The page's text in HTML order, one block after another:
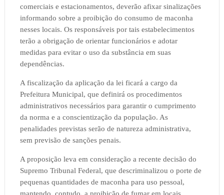
comerciais e estacionamentos, deverão afixar sinalizações
informando sobre a proibição do consumo de maconha
nesses locais. Os responsáveis por tais estabelecimentos
terão a obrigação de orientar funcionários e adotar
medidas para evitar o uso da substância em suas
dependências.
A fiscalização da aplicação da lei ficará a cargo da
Prefeitura Municipal, que definirá os procedimentos
administrativos necessários para garantir o cumprimento
da norma e a conscientização da população. As
penalidades previstas serão de natureza administrativa,
sem previsão de sanções penais.
A proposição leva em consideração a recente decisão do
Supremo Tribunal Federal, que descriminalizou o porte de
pequenas quantidades de maconha para uso pessoal,